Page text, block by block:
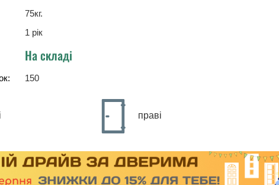
75кг.
1 рік
На складі
150
праві